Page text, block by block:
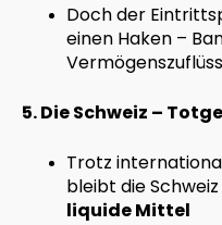
Doch der
einen Haken –
5. Die Schweiz –
Trotz
bleibt die
liquide Mittel